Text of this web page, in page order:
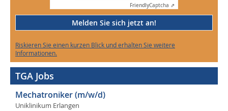
FriendlyCaptcha ⇗
Melden Sie sich jetzt an!
Riskieren Sie einen kurzen Blick und erhalten Sie weitere
Informationen.
TGA Jobs
Mechatroniker (m/w/d)
Uniklinikum Erlangen